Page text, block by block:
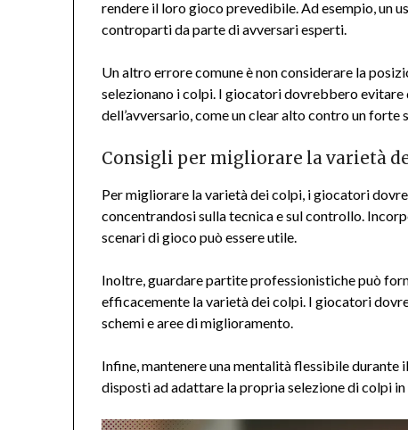
rendere il loro gioco prevedibile. Ad esempio, un
controparti da parte di avversari esperti.
Un altro errore comune è non considerare la
selezionano i colpi. I giocatori dovrebbero
dell’avversario, come un clear alto contro un forte
Consigli per migliorare la varietà
Per migliorare la varietà dei colpi, i giocatori
concentrandosi sulla tecnica e sul controllo.
scenari di gioco può essere utile.
Inoltre, guardare partite professionistiche può
efficacemente la varietà dei colpi. I giocatori
schemi e aree di miglioramento.
Infine, mantenere una mentalità flessibile
disposti ad adattare la propria selezione di colpi